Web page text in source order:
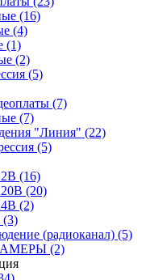
(16)
(4)
(1)
(2)
(5)
(7)
(7)
"Линия" (22)
(5)
(16)
(20)
(2)
(3)
(радиоканал) (5)
(2)